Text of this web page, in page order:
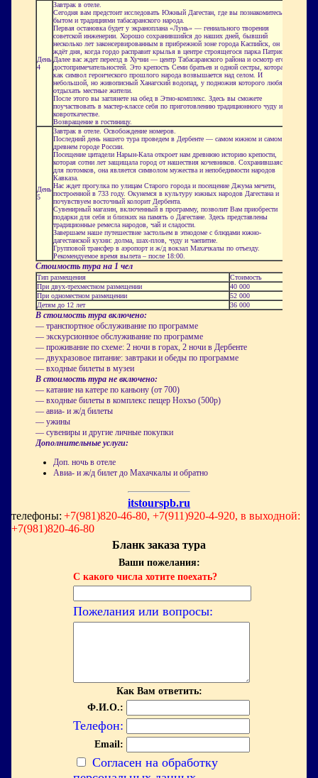
День
4
Завтрак в отеле.
Сегодня вам предстоит исследовать Южный Дагестан, где вы познакомитесь с
бытом и традициями табасаранского народа.
Первая остановка будет у экраноплана «Лунь» — гениального творения
советской инженерии. Хорошо сохранившийся до наших дней, бывший
несколько лет законсервированным в прибрежной зоне города Каспийск, он
ждёт дня, когда гордо расправит крылья в центре строящегося парка Патриот.
Далее вас ждет переезд в Хучни — центр Табасаранского района и осмотр его
достопримечательностей. Это крепость Семи братьев и одной сестры, которая
как символ героического прошлого народа возвышается над селом. И
небольшой, но живописный Ханагский водопад, у подножия которого любят
отдыхать местные жители.
После этого вы заглянете на обед в Этно-комплекс. Здесь вы сможете
поучаствовать в мастер-классе себя по приготовлению традиционного чуду и
ковроткачестве.
Возвращение в гостиницу.
День
5
Завтрак в отеле. Освобождение номеров.
Последний день нашего тура проведем в Дербенте — самом южном и самом
древнем городе России.
Посещение цитадели Нарын-Кала откроет нам древнюю историю крепости,
которая сотни лет защищала город от нашествия кочевников. Сохранившаяся
для потомков, она является символом мужества и непобедимости народов
Кавказа.
Нас ждет прогулка по улицам Старого города и посещение Джума мечети,
построенной в 733 году. Окунемся в культуру южных народов Дагестана и
почувствуем восточный колорит Дербента.
Сувенирный магазин, включенный в программу, позволит Вам приобрести
подарки для себя и близких на память о Дагестане. Здесь представлены
традиционные ремесла народов, чай и сладости.
Завершаем наше путешествие застольем в этнодоме с блюдами южно-
дагестанской кухни: долма, шах-плов, чуду и чаепитие.
Групповой трансфер в аэропорт и ж/д вокзал Махачкалы по отъезду.
Рекомендуемое время вылета – после 18:00.
Стоимость тура на 1 чел
Тип размещения
Стоимость
При двух-трехместном размещении
40 000
При одноместном размещении
52 000
Детям до 12 лет
36 000
В стоимость тура включено:
— транспортное обслуживание по программе
— экскурсионное обслуживание по программе
— проживание по схеме: 2 ночи в горах, 2 ночи в Дербенте
— двухразовое питание: завтраки и обеды по программе
— входные билеты в музеи
В стоимость тура не включено:
— катание на катере по каньону (от 700)
— входные билеты в комплекс пещер Нохъо (500р)
— авиа- и ж/д билеты
— ужины
— сувениры и другие личные покупки
Дополнительные услуги:
Доп. ночь в отеле
Авиа- и ж/д билет до Махачкалы и обратно
itstourspb.ru
телефоны: +7(981)820-46-80, +7(911)920-4-920, в выходной:
+7(981)820-46-80
Бланк заказа тура
Ваши пожелания:
С какого числа хотите поехать?
Пожелания или вопросы:
Как Вам ответить:
Ф.И.О.:
Телефон:
Email:
Согласен на обработку